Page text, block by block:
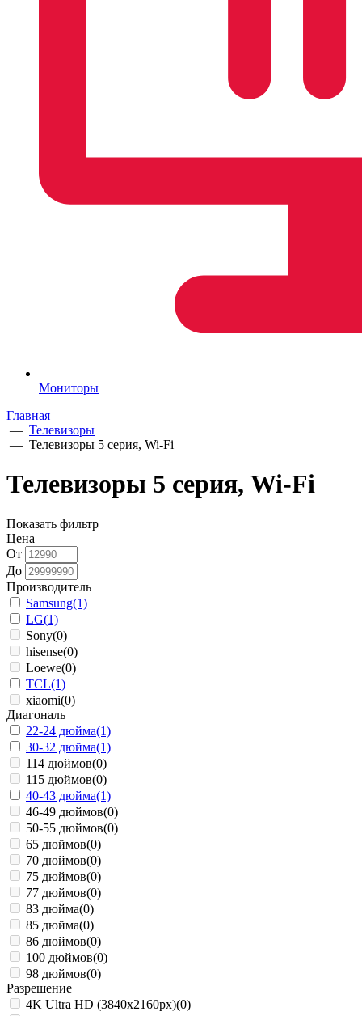
Мониторы
Главная
— Телевизоры
— Телевизоры 5 серия, Wi-Fi
Телевизоры 5 серия, Wi-Fi
Показать фильтр
Цена
От
До
Производитель
Samsung(1)
LG(1)
Sony(0)
hisense(0)
Loewe(0)
TCL(1)
xiaomi(0)
Диагональ
22-24 дюйма(1)
30-32 дюйма(1)
114 дюймов(0)
115 дюймов(0)
40-43 дюйма(1)
46-49 дюймов(0)
50-55 дюймов(0)
65 дюймов(0)
70 дюймов(0)
75 дюймов(0)
77 дюймов(0)
83 дюйма(0)
85 дюйма(0)
86 дюймов(0)
100 дюймов(0)
98 дюймов(0)
Разрешение
4K Ultra HD (3840x2160px)(0)